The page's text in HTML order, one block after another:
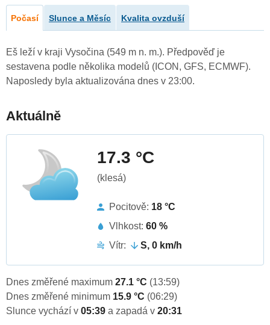
Počasí Slunce a Měsíc Kvalita ovzduší
Eš leží v kraji Vysočina (549 m n. m.). Předpověď je
sestavena podle několika modelů (ICON, GFS, ECMWF).
Naposledy byla aktualizována dnes v 23:00.
Aktuálně
17.3 °C
(klesá)
Pocitově: 18 °C
Vlhkost: 60 %
Vítr:
S, 0 km/h
Dnes změřené maximum 27.1 °C (13:59)
Dnes změřené minimum 15.9 °C (06:29)
Slunce vychází v 05:39 a zapadá v 20:31